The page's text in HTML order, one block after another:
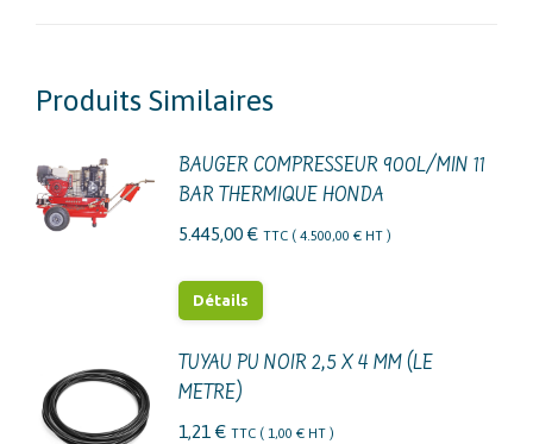
Produits Similaires
BAUGER COMPRESSEUR 900L/MIN 11
BAR THERMIQUE HONDA
5.445,00 € TTC ( 4.500,00 € HT )
Détails
TUYAU PU NOIR 2,5 X 4 MM (LE
METRE)
1,21 € TTC ( 1,00 € HT )